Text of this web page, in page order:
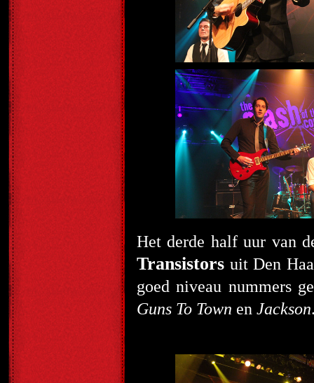
Het derde half uur van
Transistors uit Den
goed niveau nummers
Guns To Town en Jackson